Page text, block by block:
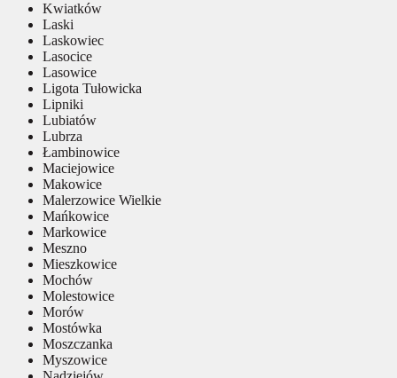
Kwiatków
Laski
Laskowiec
Lasocice
Lasowice
Ligota Tułowicka
Lipniki
Lubiatów
Lubrza
Łambinowice
Maciejowice
Makowice
Malerzowice Wielkie
Mańkowice
Markowice
Meszno
Mieszkowice
Mochów
Molestowice
Morów
Mostówka
Moszczanka
Myszowice